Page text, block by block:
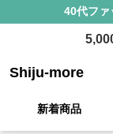
40代ファ
Shiju-more
新着商品